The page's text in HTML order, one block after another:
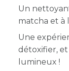
Un
matcha et à
Une
détoxifier, et
lumineux !